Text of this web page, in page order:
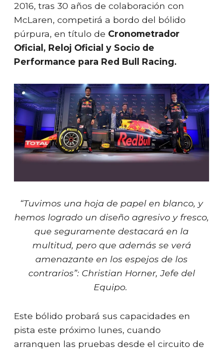
2016, tras 30 años de colaboración con
McLaren, competirá a bordo del bólido
púrpura, en título de Cronometrador
Oficial, Reloj Oficial y Socio de
Performance para Red Bull Racing.
“Tuvimos una hoja de papel en blanco, y
hemos logrado un diseño agresivo y fresco,
que seguramente destacará en la
multitud, pero que además se verá
amenazante en los espejos de los
contrarios”: Christian Horner, Jefe del
Equipo.
Este bólido probará sus capacidades en
pista este próximo lunes, cuando
arranquen las pruebas desde el circuito de